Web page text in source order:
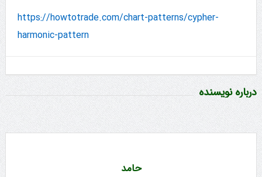
https://howtotrade.com/chart-patterns/cypher-
harmonic-pattern
درباره نویسنده
حامد